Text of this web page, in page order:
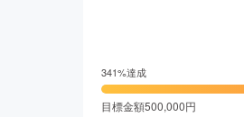
341%達成
目標金額500,000円